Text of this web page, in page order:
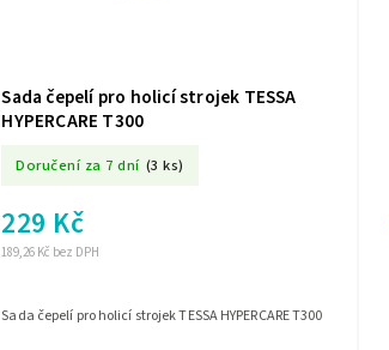
Sada čepelí pro holicí strojek TESSA
HYPERCARE T300
Doručení za 7 dní (3 ks)
189,26 Kč bez DPH
229 Kč
Sada čepelí pro holicí strojek TESSA HYPERCARE T300